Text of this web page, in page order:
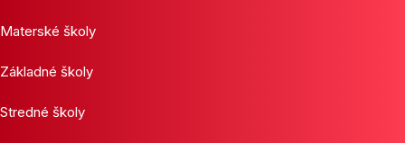
Materské školy
Základné školy
Stredné školy